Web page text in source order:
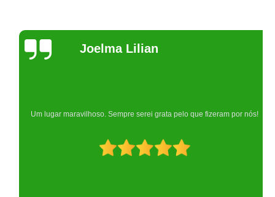
Joelma Lilian
Um lugar maravilhoso. Sempre serei grata pelo que fizeram por nós!